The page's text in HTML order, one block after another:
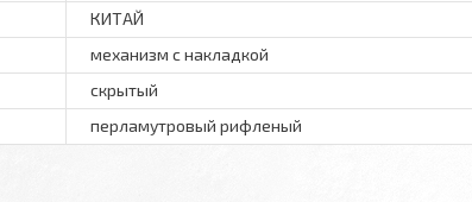
КИТАЙ
механизм с накладкой
скрытый
перламутровый рифленый